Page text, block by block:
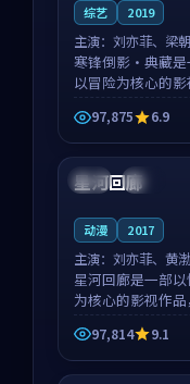
综艺 2019
主演： 刘亦菲、梁
寒锋倒影·典藏是
以冒险为核心的影
品，围绕危机、
人物成长展开，
奏紧凑，值得推
看。
97,875 6.9
中国 独播
星河回廊
动漫 2017
主演： 刘亦菲、黄
星河回廊是一部
为核心的影视作品
绕危机、反转与
长展开，整体节
凑，值得推荐观
97,814 9.1